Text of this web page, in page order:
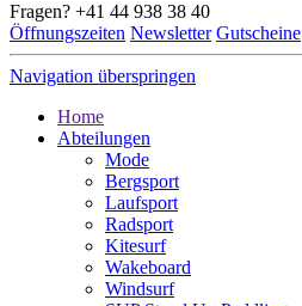
Fragen? +41 44 938 38 40
Öffnungszeiten Newsletter Gutscheine
Navigation überspringen
Home
Abteilungen
Mode
Bergsport
Laufsport
Radsport
Kitesurf
Wakeboard
Windsurf